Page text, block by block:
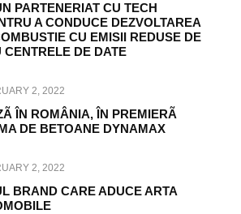
PARTENERIAT CU TECH
A CONDUCE DEZVOLTAREA
CU EMISII REDUSE DE
DE DATE
2, 2022
ÎN ROMÂNIA, ÎN PREMIERÃ
DE BETOANE DYNAMAX
2, 2022
BRAND CARE ADUCE ARTA